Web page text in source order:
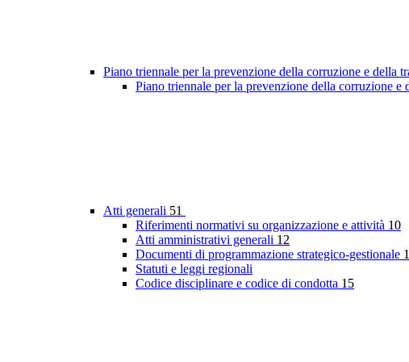
Piano triennale per la prevenzione della corruzione e della
Piano triennale per la prevenzione della corruzione e
Atti generali 51
Riferimenti normativi su organizzazione e attività 10
Atti amministrativi generali 12
Documenti di programmazione strategico-gestionale
Statuti e leggi regionali
Codice disciplinare e codice di condotta 15